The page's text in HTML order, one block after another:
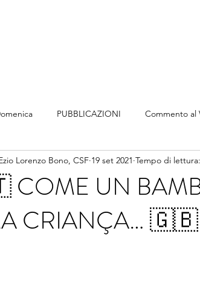
PUBBLICAZIONI Commento al
UN
CRIANÇA… 🇬🇧
Lorenzo Bono, CSF 19 set 2021 Tempo di